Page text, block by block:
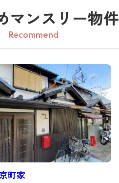
マンスリー物件
Recommend
町家